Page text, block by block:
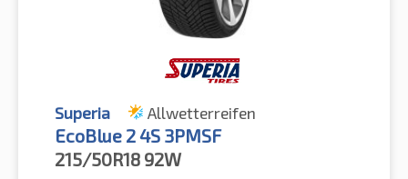
Superia Allwetterreifen
EcoBlue 2 4S 3PMSF
215/50R18 92W